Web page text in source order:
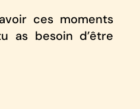
ces moments
as besoin d’être